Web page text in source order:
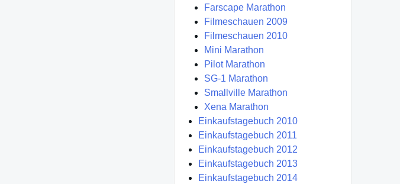
Farscape Marathon
Filmeschauen 2009
Filmeschauen 2010
Mini Marathon
Pilot Marathon
SG-1 Marathon
Smallville Marathon
Xena Marathon
Einkaufstagebuch 2010
Einkaufstagebuch 2011
Einkaufstagebuch 2012
Einkaufstagebuch 2013
Einkaufstagebuch 2014